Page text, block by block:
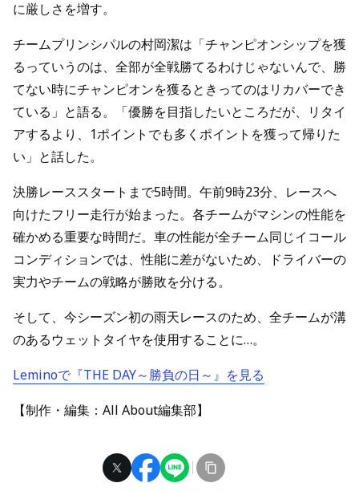
に厳しさを増す。
チームプリンシパルの村岡潔は「チャンピオンシップを獲
るっていうのは、全部が全戦勝てるわけじゃないんで、勝
てない時にチャンピオンを獲るときってのはリカバーでき
ている」と語る。「優勝を目指したいところだが、リタイ
アするより、1ポイントでも多くポイントを獲って帰りた
い」と話した。
決勝レーススタートまで5時間。午前9時23分、レースへ
向けたフリー走行が始まった。各チームがマシンの性能を
確かめる重要な時間だ。車の性能が全チーム同じイコール
コンディションでは、性能に差がないため、ドライバーの
実力やチームの戦略が勝敗を分ける。
そして、今シーズン初の雨天レースのため、全チームが溝
のあるウェットタイヤを使用することに…。
Leminoで『THE DAY～勝負の日～』を見る
【制作・編集：All About編集部】